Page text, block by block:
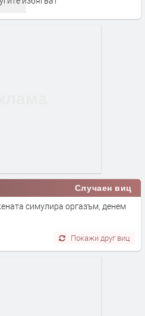
Случаен виц
симулира оргазъм, денем
Покажи друг виц